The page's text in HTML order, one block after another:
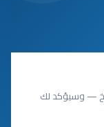
— وسيؤكد لك